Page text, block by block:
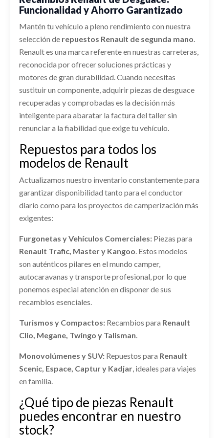
LLANTA 403006404R
RENAULT KADJAR (HA_, HL_) 1.2 TCE 130
403006404R
REFUERZO PARAGOLPES DELANTERO
REFUERZO PARAGOLPES DELANTERO usado.
RENAULT KADJAR (HA_, HL_) 1.2 TCE 130
Ref: 2274316
Consultar
RETROVISOR IZQUIERDO
RETROVISOR IZQUIERDO usado.
RENAULT KADJAR (HA_, HL_) 1.2 TCE 130
Ref:
Consultar
RENAULT KADJAR (HA_, HL_) 1.2 TCE 130
Ref: 2274295
Consultar
MANGUETA DELANTERA DERECHA
MANGUETA DELANTERA DERECHA 400144EA0A
usado.
Ref: 2274301 OEM: 400144EA0A
AFORADOR
AFORADOR usado.
RENAULT KADJAR (HA_, HL_) 1.2 TCE 130
2274280
Consultar
DEPOSITO COMBUSTIBLE 172024EF0B
DEPOSITO COMBUSTIBLE 172024EF0B usado.
RENAULT KADJAR (HA_, HL_) 1.2 TCE 130
Ref: 2274297 OEM:
Consultar
ABS 476609543R
ABS 476609543R usado.
RENAULT KADJAR (HA_, HL_) 1.2 TCE 130
Ref: 2274279 OEM: 476609543R
Consultar
543024EA3A
AMORTIGUADOR DELANTERO DERECHO...
RENAULT KADJAR (HA_, HL_) 1.2 TCE 130
Ref: 2274286 OEM: 543024EA3A
Funcionalidad y Ahorro Garantizado
Mantén tu vehículo a pleno rendimiento con nuestra
selección de repuestos Renault de segunda mano
Renault es una marca referente en nuestras carreteras,
reconocida por ofrecer soluciones prácticas y
motores de gran durabilidad. Cuando necesitas
sustituir un componente, adquirir piezas de desguace
recuperadas y comprobadas es la decisión más
inteligente para abaratar la factura del taller sin
renunciar a la fiabilidad que exige tu vehículo.
Repuestos para todos los
modelos de Renault
Actualizamos nuestro inventario constantemente para
garantizar disponibilidad tanto para el conductor
diario como para los proyectos de camperización más
exigentes:
Furgonetas y Vehículos Comerciales: Piezas para
Renault Trafic, Master y Kangoo . Estos modelos
son auténticos pilares en el mundo camper,
autocaravanas y transporte profesional, por lo que
ponemos especial atención en disponer de sus
recambios esenciales.
Turismos y Compactos: Recambios para Renault
Clio, Megane, Twingo y Talisman
Monovolúmenes y SUV: Repuestos para Renault
Scenic, Espace, Captur y Kadjar , ideales para viajes
en familia.
¿Qué tipo de piezas Renault
puedes encontrar en nuestro
stock?